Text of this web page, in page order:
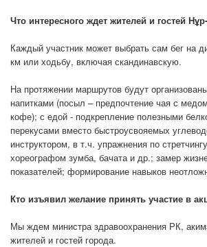
Что интересного ждет жителей и гостей
Каждый участник может выбрать сам бег на
км или ходьбу, включая скандинавскую.
На протяжении маршрутов будут
напитками (посыл – предпочтение чая с
кофе); с едой - подкрепление полезными
перекусами вместо быстроусвояемых
инструктором, в т.ч. упражнения по
хореографом зумба, бачата и др.; замер
показателей; формирование навыков
Кто изъявил желание принять участие в
Мы ждем министра здравоохранения РК,
жителей и гостей города.